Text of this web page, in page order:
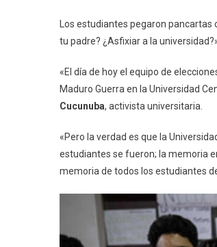
Los estudiantes pegaron pancartas
tu padre? ¿Asfixiar a la
«El día de hoy el equipo de
Maduro Guerra en la Universidad
Cucunuba, activista universitaria.
«Pero la verdad es que la
estudiantes se fueron; la memoria
memoria de todos los estudiantes